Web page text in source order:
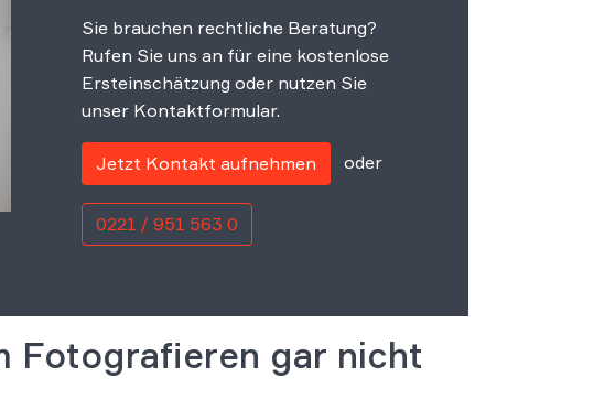
Sie brauchen rechtliche Beratung?
Rufen Sie uns an für eine kostenlose
Ersteinschätzung oder nutzen Sie
unser Kontaktformular.
Jetzt Kontakt aufnehmen oder
0221 / 951 563 0
Fotografieren gar nicht